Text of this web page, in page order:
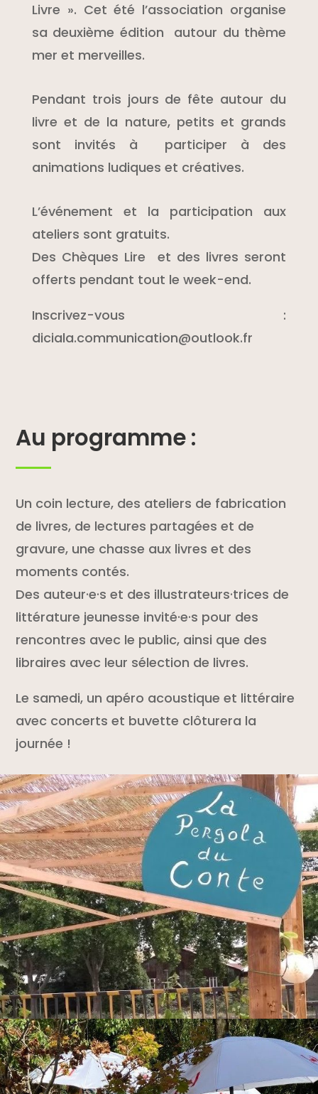
Livre ». Cet été l’association organise
sa deuxième édition autour du thème
mer et merveilles.
Pendant trois jours de fête autour du
livre et de la nature, petits et grands
sont invités à participer à des
animations ludiques et créatives.
L’événement et la participation aux
ateliers sont gratuits.
Des Chèques Lire et des livres seront
offerts pendant tout le week-end.
Inscrivez-vous :
diciala.communication@outlook.fr
Au programme :
Un coin lecture, des ateliers de fabrication
de livres, de lectures partagées et de
gravure, une chasse aux livres et des
moments contés.
Des auteur·e·s et des illustrateurs·trices de
littérature jeunesse invité·e·s pour des
rencontres avec le public, ainsi que des
libraires avec leur sélection de livres.
Le samedi, un apéro acoustique et littéraire
avec concerts et buvette clôturera la
journée !